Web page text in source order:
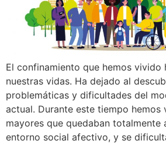
El confinamiento que hemos vivido
nuestras vidas. Ha dejado al
problemáticas y dificultades del
actual. Durante este tiempo hemos
mayores que quedaban totalmente
entorno social afectivo, y se